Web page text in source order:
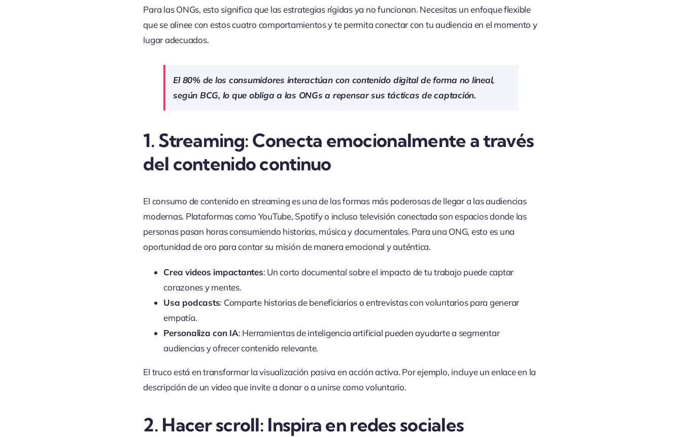
Para las ONGs, esto significa que las estrategias rígidas ya no funcionan. Necesitas un enfoque flexible
que se alinee con estos cuatro comportamientos y te permita conectar con tu audiencia en el momento y
lugar adecuados.
El 80% de los consumidores interactúan con contenido digital de forma no lineal,
según BCG, lo que obliga a las ONGs a repensar sus tácticas de captación.
1. Streaming: Conecta emocionalmente a través
del contenido continuo
El consumo de contenido en streaming es una de las formas más poderosas de llegar a las audiencias
modernas. Plataformas como YouTube, Spotify o incluso televisión conectada son espacios donde las
personas pasan horas consumiendo historias, música y documentales. Para una ONG, esto es una
oportunidad de oro para contar su misión de manera emocional y auténtica.
Crea videos impactantes: Un corto documental sobre el impacto de tu trabajo puede captar
corazones y mentes.
Usa podcasts: Comparte historias de beneficiarios o entrevistas con voluntarios para generar
empatía.
Personaliza con IA: Herramientas de inteligencia artificial pueden ayudarte a segmentar
audiencias y ofrecer contenido relevante.
El truco está en transformar la visualización pasiva en acción activa. Por ejemplo, incluye un enlace en la
descripción de un video que invite a donar o a unirse como voluntario.
2. Hacer scroll: Inspira en redes sociales